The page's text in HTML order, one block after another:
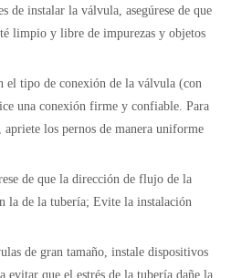
de instalar la válvula, asegúrese de que
limpio y libre de impurezas y objetos
el tipo de conexión de la válvula (con
una conexión firme y confiable. Para
apriete los pernos de manera uniforme
de que la dirección de flujo de la
la de la tubería; Evite la instalación
de gran tamaño, instale dispositivos
evitar que el estrés de la tubería dañe la